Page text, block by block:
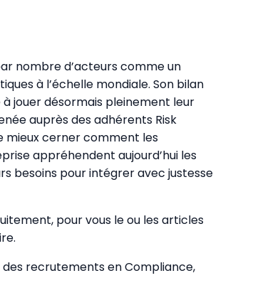
nombre d’acteurs comme un
à l’échelle mondiale. Son bilan
jouer désormais pleinement leur
auprès des adhérents Risk
mieux cerner comment les
appréhendent aujourd’hui les
besoins pour intégrer avec justesse
pour vous le ou les articles
des recrutements en Compliance,